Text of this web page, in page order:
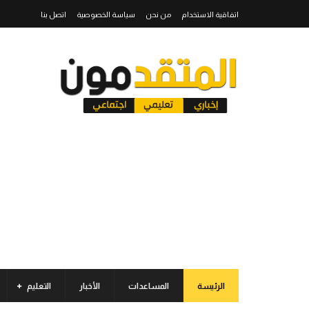
اتفاقية الاستخدام من نحن سياسة الخصوصية اتصل بنا
الرئيسة المساعدات الأخبار التعليم